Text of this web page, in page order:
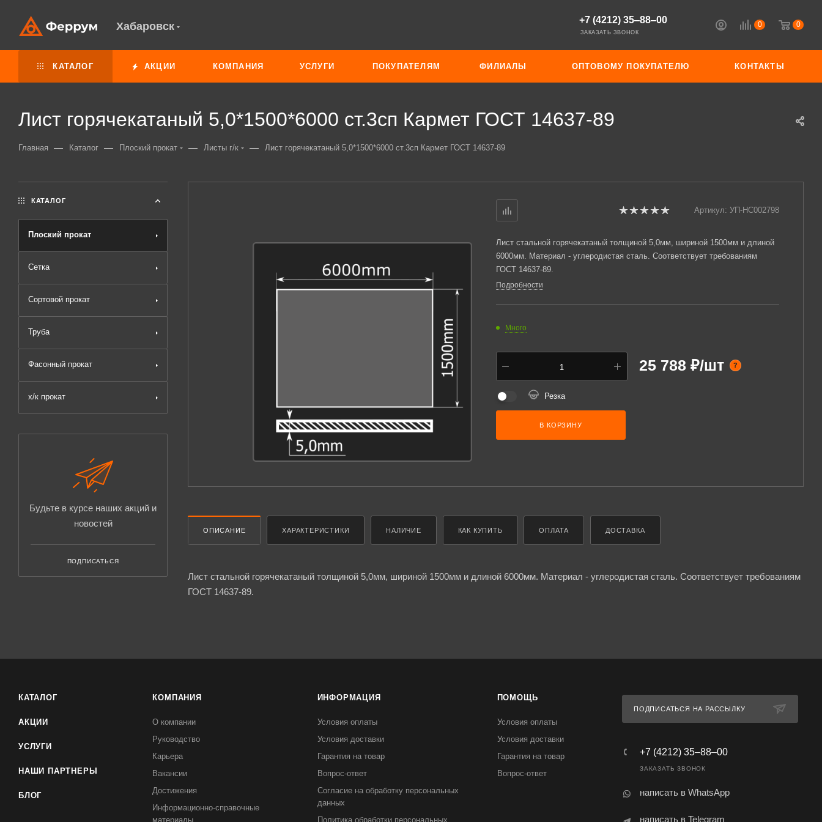
Хабаровск 0 0
+7 (4212) 35‒88‒00
ЗАКАЗАТЬ ЗВОНОК
КАТАЛОГ АКЦИИ КОМПАНИЯ УСЛУГИ ПОКУПАТЕЛЯМ ФИЛИАЛЫ ОПТОВОМУ ПОКУПАТЕЛЮ КОНТАКТЫ
Лист горячекатаный 5,0*1500*6000 ст.3сп Кармет ГОСТ 14637-89
Главная — Каталог — Плоский прокат — Листы г/к — Лист горячекатаный 5,0*1500*6000 ст.3сп Кармет ГОСТ 14637-89
Артикул: УП-НС002798
Лист стальной горячекатаный толщиной 5,0мм, шириной 1500мм и длиной
6000мм. Материал - углеродистая сталь. Соответствует требованиям
ГОСТ 14637-89.
Подробности
Много
25 788 ₽/шт ?
Резка
В КОРЗИНУ
ОПИСАНИЕ ХАРАКТЕРИСТИКИ НАЛИЧИЕ КАК КУПИТЬ ОПЛАТА ДОСТАВКА
Лист стальной горячекатаный толщиной 5,0мм, шириной 1500мм и длиной 6000мм. Материал - углеродистая сталь. Соответствует требованиям
ГОСТ 14637-89.
КАТАЛОГ
Плоский прокат
Сетка
Сортовой прокат
Труба
Фасонный прокат
х/к прокат
Будьте в курсе наших акций и
новостей
ПОДПИСАТЬСЯ
КАТАЛОГ
АКЦИИ
УСЛУГИ
НАШИ ПАРТНЕРЫ
БЛОГ
КОМПАНИЯ
О компании
Руководство
Карьера
Вакансии
Достижения
Информационно-справочные
материалы
ИНФОРМАЦИЯ
Условия оплаты
Условия доставки
Гарантия на товар
Вопрос-ответ
Согласие на обработку персональных
данных
Политика обработки персональных
ПОМОЩЬ
Условия оплаты
Условия доставки
Гарантия на товар
Вопрос-ответ
ПОДПИСАТЬСЯ НА РАССЫЛКУ
+7 (4212) 35‒88‒00
ЗАКАЗАТЬ ЗВОНОК
написать в WhatsApp
написать в Telegram